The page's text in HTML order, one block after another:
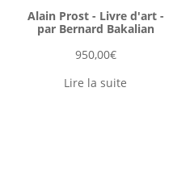
Alain Prost - Livre d'art -
par Bernard Bakalian
950,00€
Lire la suite